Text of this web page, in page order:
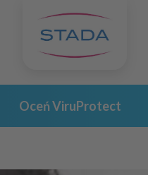
Oceń ViruProtect